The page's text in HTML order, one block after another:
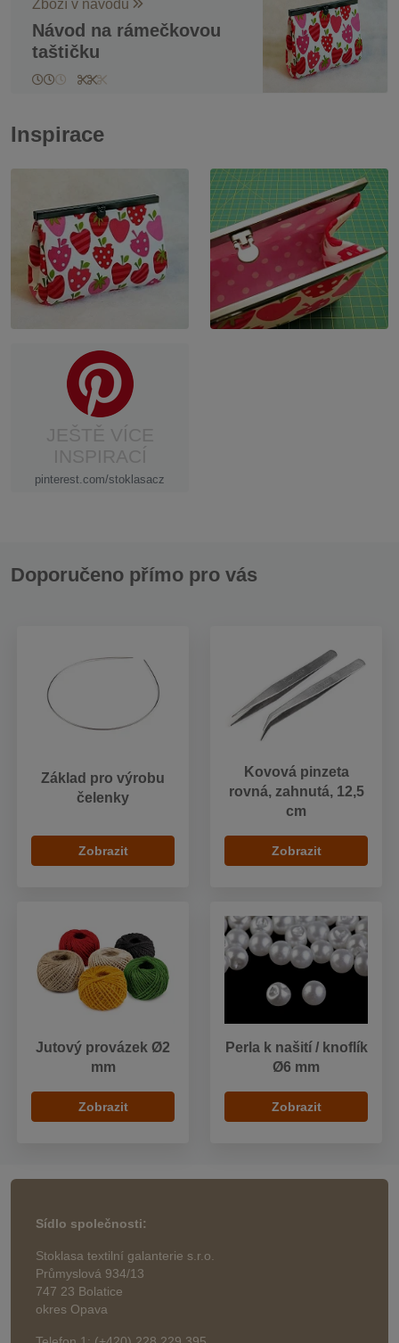
Zboží v návodu
Návod na rámečkovou
taštičku
Inspirace
pinterest.com/stoklasacz
Doporučeno přímo pro vás
Základ pro výrobu
čelenky
Zobrazit
Kovová pinzeta
rovná, zahnutá, 12,5
cm
Zobrazit
Jutový provázek Ø2
mm
Zobrazit
Perla k našití / knoflík
Ø6 mm
Zobrazit
Sídlo společnosti:
Stoklasa textilní galanterie s.r.o.
Průmyslová 934/13
747 23 Bolatice
okres Opava